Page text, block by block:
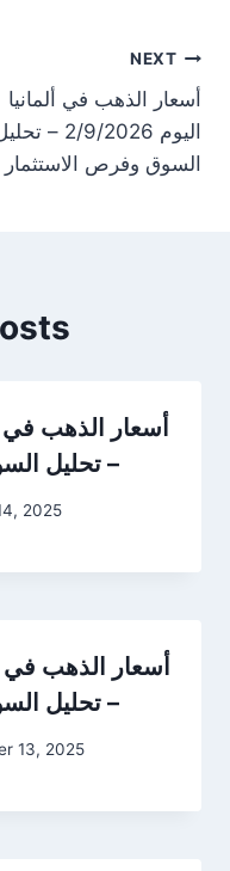
NEXT
أسعار الذهب في ألمانيا
اليوم 2/9/2026 –
السوق وفرص الاستثمار
– تحليل
2025
– تحليل
13, 2025